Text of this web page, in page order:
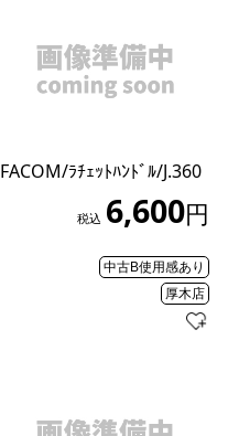
FACOM/ﾗﾁｪｯﾄﾊﾝﾄﾞﾙ/J.360
税込 6,600円
中古B使用感あり
厚木店